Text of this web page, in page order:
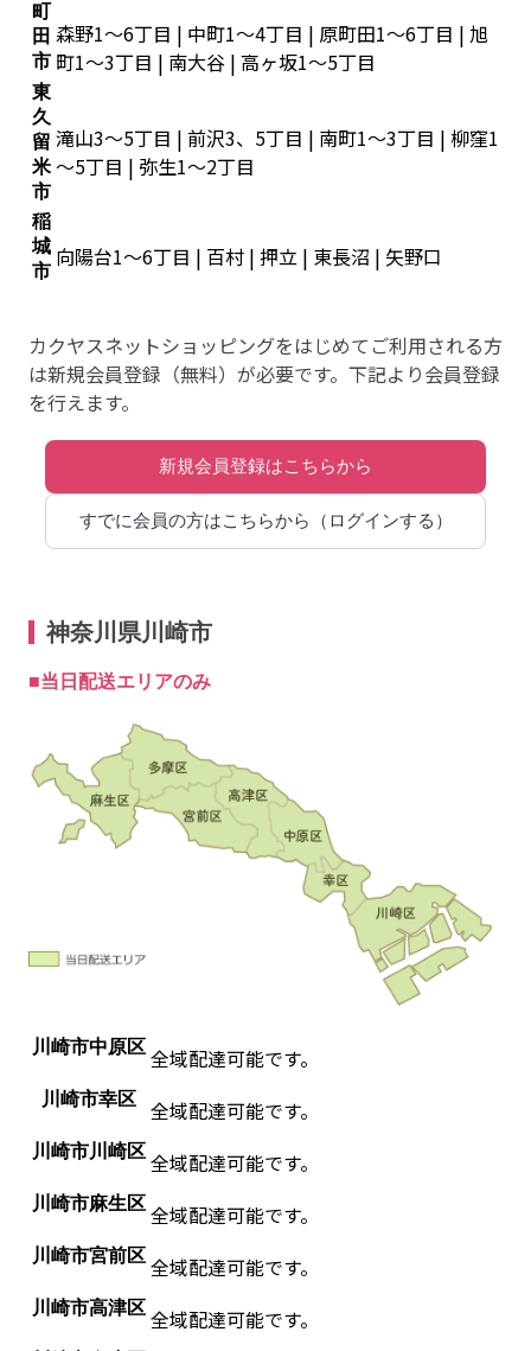
町
田
市
森野1～6丁目 | 中町1～4丁目 | 原町田1～6丁目 | 旭
町1～3丁目 | 南大谷 | 高ヶ坂1～5丁目
東
久
留
米
市
滝山3～5丁目 | 前沢3、5丁目 | 南町1～3丁目 | 柳窪1
～5丁目 | 弥生1～2丁目
稲
城
市
向陽台1～6丁目 | 百村 | 押立 | 東長沼 | 矢野口
カクヤスネットショッピングをはじめてご利用される方
は新規会員登録（無料）が必要です。下記より会員登録
を行えます。
神奈川県川崎市
■当日配送エリアのみ
川崎市中原区 全域配達可能です。
川崎市幸区 全域配達可能です。
川崎市川崎区 全域配達可能です。
川崎市麻生区 全域配達可能です。
川崎市宮前区 全域配達可能です。
川崎市高津区 全域配達可能です。